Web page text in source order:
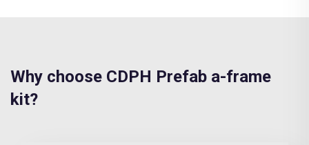
Why choose CDPH Prefab a-frame
kit?